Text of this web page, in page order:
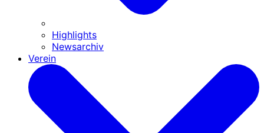
Highlights
Newsarchiv
Verein